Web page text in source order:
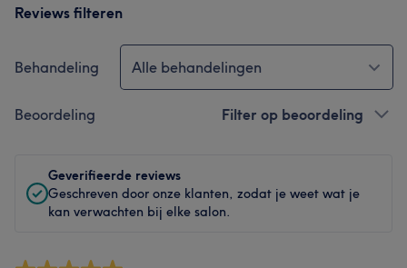
Reviews filteren
Behandeling Alle behandelingen
Beoordeling Filter op beoordeling
Geverifieerde reviews
Geschreven door onze klanten, zodat je weet wat je
kan verwachten bij elke salon.